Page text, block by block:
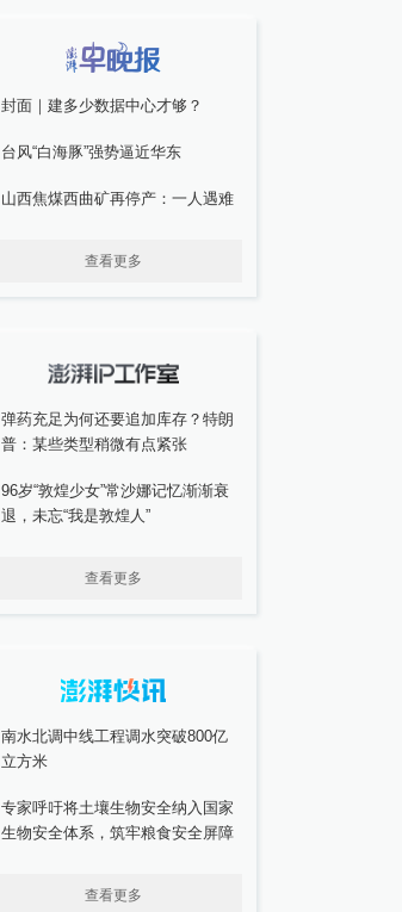
封面｜建多少数据中心才够？
台风“白海豚”强势逼近华东
山西焦煤西曲矿再停产：一人遇难
查看更多
弹药充足为何还要追加库存？特朗
普：某些类型稍微有点紧张
96岁“敦煌少女”常沙娜记忆渐渐衰
退，未忘“我是敦煌人”
查看更多
南水北调中线工程调水突破800亿
立方米
专家呼吁将土壤生物安全纳入国家
生物安全体系，筑牢粮食安全屏障
查看更多